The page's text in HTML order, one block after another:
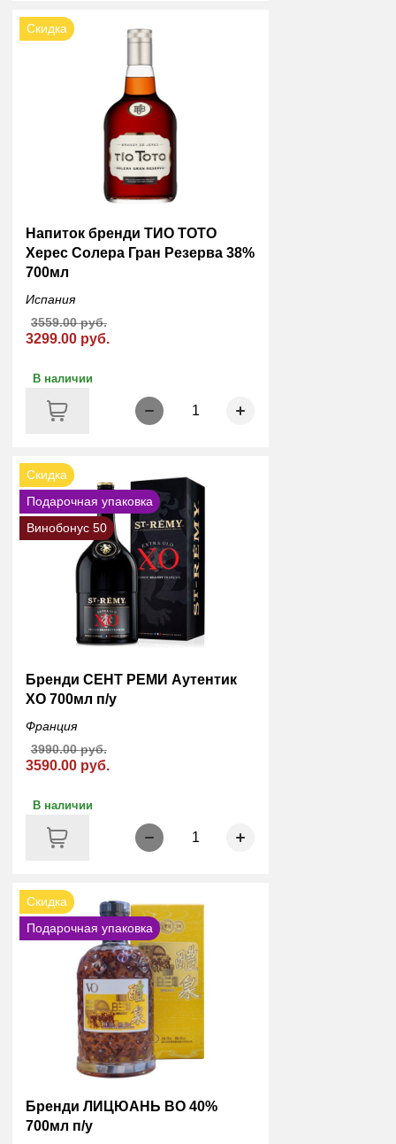
Скидка
Напиток бренди ТИО ТОТО
Херес Солера Гран Резерва 38%
700мл
Испания
3299.00 руб.
3559.00 руб.
В наличии
1
Скидка
Подарочная упаковка
Винобонус 50
Бренди СЕНТ РЕМИ Аутентик
ХО 700мл п/у
Франция
3590.00 руб.
3990.00 руб.
В наличии
1
Скидка
Подарочная упаковка
Бренди ЛИЦЮАНЬ ВО 40%
700мл п/у